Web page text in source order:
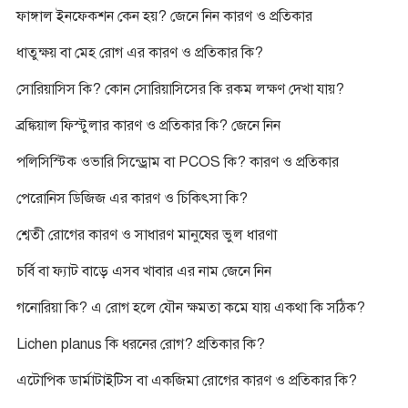
ফাঙ্গাল ইনফেকশন কেন হয়? জেনে নিন কারণ ও প্রতিকার
ধাতুক্ষয় বা মেহ রোগ এর কারণ ও প্রতিকার কি?
সোরিয়াসিস কি? কোন সোরিয়াসিসের কি রকম লক্ষণ দেখা যায়?
ব্রঙ্কিয়াল ফিস্টুলার কারণ ও প্রতিকার কি? জেনে নিন
পলিসিস্টিক ওভারি সিন্ড্রোম বা PCOS কি? কারণ ও প্রতিকার
পেরোনিস ডিজিজ এর কারণ ও চিকিৎসা কি?
শ্বেতী রোগের কারণ ও সাধারণ মানুষের ভুল ধারণা
চর্বি বা ফ্যাট বাড়ে এসব খাবার এর নাম জেনে নিন
গনোরিয়া কি? এ রোগ হলে যৌন ক্ষমতা কমে যায় একথা কি সঠিক?
Lichen planus কি ধরনের রোগ? প্রতিকার কি?
এটোপিক ডার্মাটাইটিস বা একজিমা রোগের কারণ ও প্রতিকার কি?